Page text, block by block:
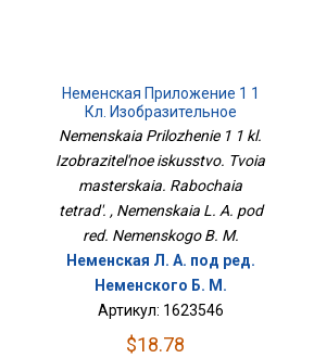
Неменская Приложение 1 1
Кл. Изобразительное
Искусство. Твоя Мастерская.
Nemenskaia Prilozhenie 1 1 kl.
Izobrazitel'noe iskusstvo. Tvoia
masterskaia. Rabochaia
tetrad'. , Nemenskaia L. A. pod
red. Nemenskogo B. M.
Неменская Л. А. под ред.
Неменского Б. М.
Артикул: 1623546
$18.78